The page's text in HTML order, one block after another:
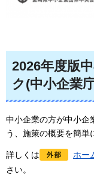
2026年度版
ク(中小企業
中小企業の方が中小企
う、施策の概要を簡単
詳しくは ホー
さい。